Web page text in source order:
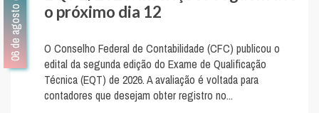
o próximo dia 12
O Conselho Federal de Contabilidade (CFC) publicou o
edital da segunda edição do Exame de Qualificação
Técnica (EQT) de 2026. A avaliação é voltada para
contadores que desejam obter registro no...